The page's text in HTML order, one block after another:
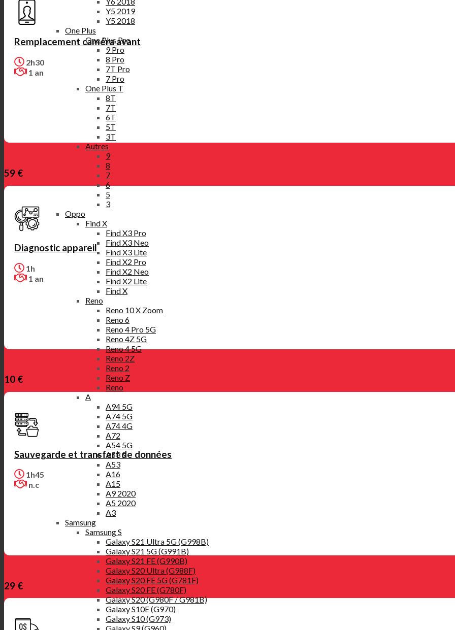
Y5 2019
Y5 2018
One Plus
One Plus Pro
9 Pro
8 Pro
7T Pro
7 Pro
One Plus T
8T
7T
6T
5T
3T
Autres
9
8
7
6
5
3
Oppo
Find X
Find X3 Pro
Find X3 Neo
Find X3 Lite
Find X2 Pro
Find X2 Neo
Find X2 Lite
Find X
Reno
Reno 10 X Zoom
Reno 6
Reno 4 Pro 5G
Reno 4Z 5G
Reno 4 5G
Reno 2Z
Reno 2
Reno Z
Reno
A
A94 5G
A74 5G
A74 4G
A72
A54 5G
A53 S
A53
A16
A15
A9 2020
A5 2020
A3
Samsung
Samsung S
Galaxy S21 Ultra 5G (G998B)
Galaxy S21 5G (G991B)
Galaxy S21 FE (G990B)
Galaxy S20 Ultra (G988F)
Galaxy S20 FE 5G (G781F)
Galaxy S20 FE (G780F)
Galaxy S20 (G980F / G981B)
Galaxy S10E (G970)
Galaxy S10 (G973)
Remplacement caméra avant
2h30
1 an
59 €
Diagnostic appareil
1h
1 an
10 €
Sauvegarde et transfert de données
1h45
n.c
29 €